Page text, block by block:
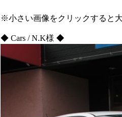
※小さい画像をクリックすると
◆ Cars / N.K様 ◆